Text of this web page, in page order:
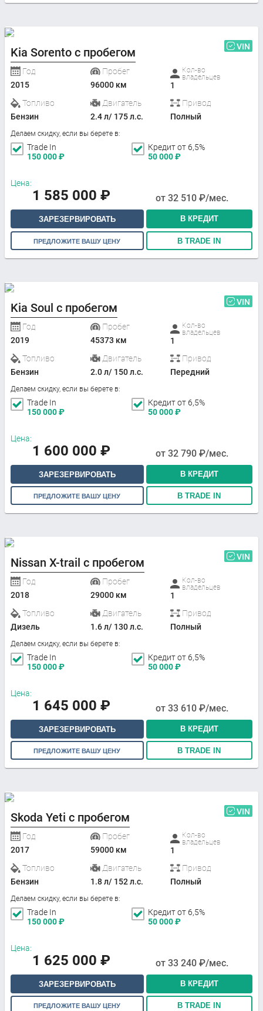
Kia Sorento с пробегом VIN
Год
2015
Пробег
96000 км
Кол-во
владельцев
1
Топливо
Бензин
Двигатель
2.4 л/ 175 л.с.
Привод
Полный
Делаем скидку, если вы берете в:
Trade In
150 000₽
Кредит от 6,5%
50 000₽
Цена:
1 585 000 ₽ от 32 510 ₽/мес.
ЗАРЕЗЕРВИРОВАТЬ В КРЕДИТ
ПРЕДЛОЖИТЕ ВАШУ ЦЕНУ В TRADE IN
Kia Soul с пробегом VIN
Год
2019
Пробег
45373 км
Кол-во
владельцев
1
Топливо
Бензин
Двигатель
2.0 л/ 150 л.с.
Привод
Передний
Делаем скидку, если вы берете в:
Trade In
150 000₽
Кредит от 6,5%
50 000₽
Цена:
1 600 000 ₽ от 32 790 ₽/мес.
ЗАРЕЗЕРВИРОВАТЬ В КРЕДИТ
ПРЕДЛОЖИТЕ ВАШУ ЦЕНУ В TRADE IN
Nissan X-trail с пробегом VIN
Год
2018
Пробег
29000 км
Кол-во
владельцев
1
Топливо
Дизель
Двигатель
1.6 л/ 130 л.с.
Привод
Полный
Делаем скидку, если вы берете в:
Trade In
150 000₽
Кредит от 6,5%
50 000₽
Цена:
1 645 000 ₽ от 33 610 ₽/мес.
ЗАРЕЗЕРВИРОВАТЬ В КРЕДИТ
ПРЕДЛОЖИТЕ ВАШУ ЦЕНУ В TRADE IN
Skoda Yeti с пробегом VIN
Год
2017
Пробег
59000 км
Кол-во
владельцев
1
Топливо
Бензин
Двигатель
1.8 л/ 152 л.с.
Привод
Полный
Делаем скидку, если вы берете в:
Trade In
150 000₽
Кредит от 6,5%
50 000₽
Цена:
1 625 000 ₽ от 33 240 ₽/мес.
ЗАРЕЗЕРВИРОВАТЬ В КРЕДИТ
ПРЕДЛОЖИТЕ ВАШУ ЦЕНУ В TRADE IN